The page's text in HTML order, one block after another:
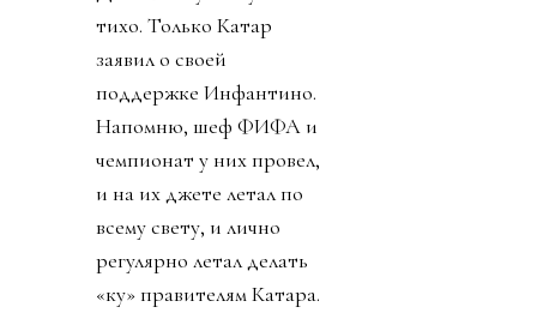
тихо. Только Катар
заявил о своей
поддержке Инфантино.
Напомню, шеф ФИФА и
чемпионат у них провел,
и на их джете летал по
всему свету, и лично
регулярно летал делать
«ку» правителям Катара.